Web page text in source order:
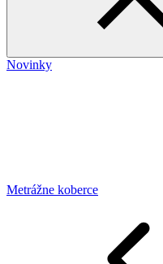
Novinky
Metrážne koberce